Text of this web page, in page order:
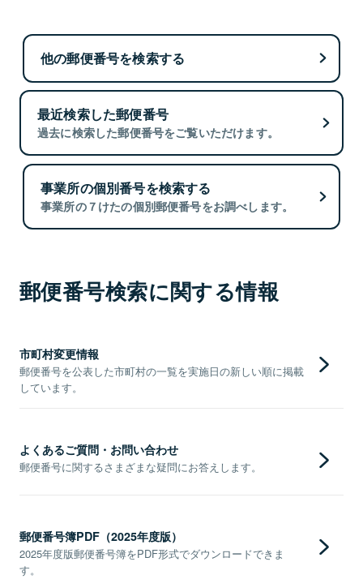
他の郵便番号を検索する
最近検索した郵便番号
過去に検索した郵便番号をご覧いただけます。
事業所の個別番号を検索する
事業所の７けたの個別郵便番号をお調べします。
郵便番号検索に関する情報
市町村変更情報
郵便番号を公表した市町村の一覧を実施日の新しい順に掲載
しています。
よくあるご質問・お問い合わせ
郵便番号に関するさまざまな疑問にお答えします。
郵便番号簿PDF（2025年度版）
2025年度版郵便番号簿をPDF形式でダウンロードできま
す。